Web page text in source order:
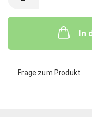
In
Frage zum Produkt